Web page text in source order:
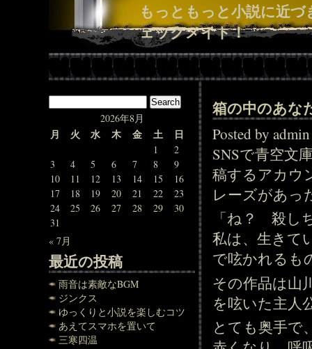
もっともっと小説に近
ェックメイト！
2026年8月
月 火 水 木 金 土 日
1
2
3
4 5 6 7 8
9
10
11 12 13 14 15
16
17
18 19 20 21 22
23
24
25 26 27 28 29
30
31
« 7月
最近の投稿
雨音は素敵なBGM
ジンクス
ゆっくりと小説を楽しむコツ
あえてスマホを置いて
三寒四温
箱の中のあな
Posted by
SNSで青空文
稿するアカウ
レーズがあっ
「ね？ 殺し
私は、生きて
で呟かれるも
その作品は山
を呟いた主人
とても奥手で